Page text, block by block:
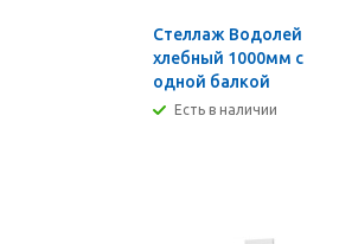
Стеллаж Водолей
хлебный 1000мм с
одной балкой
Есть в наличии